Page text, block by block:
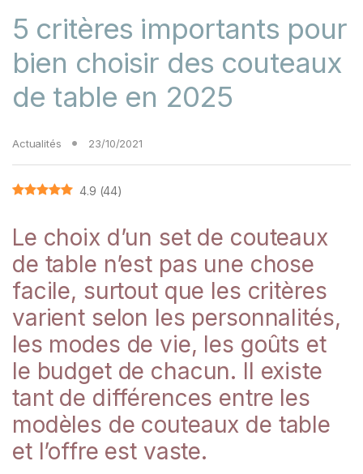
5 critères importants pour
bien choisir des couteaux
de table en 2025
Actualités 23/10/2021
4.9 (44)
Le choix d’un set de couteaux
de table n’est pas une chose
facile, surtout que les critères
varient selon les personnalités,
les modes de vie, les goûts et
le budget de chacun. Il existe
tant de différences entre les
modèles de couteaux de table
et l’offre est vaste.